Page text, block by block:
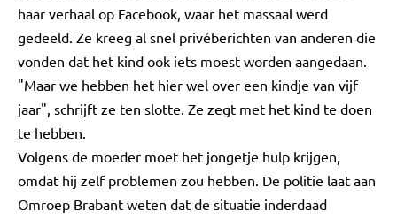
haar verhaal op Facebook, waar het massaal werd
gedeeld. Ze kreeg al snel privéberichten van anderen die
vonden dat het kind ook iets moest worden aangedaan.
"Maar we hebben het hier wel over een kindje van vijf
jaar", schrijft ze ten slotte. Ze zegt met het kind te doen
te hebben.
Volgens de moeder moet het jongetje hulp krijgen,
omdat hij zelf problemen zou hebben. De politie laat aan
Omroep Brabant weten dat de situatie inderdaad